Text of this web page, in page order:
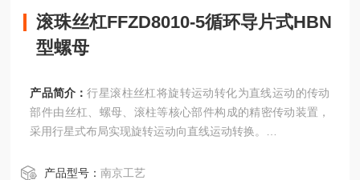
滚珠丝杠FFZD8010-5循环导片式HBN
型螺母
产品简介：行星滚柱丝杠将旋转运动转化为直线运动的传动
部件由丝杠、螺母、滚柱等核心部件构成的精密传动装置，
采用行星式布局实现旋转运动向直线运动转换。
产品型号：南京工艺